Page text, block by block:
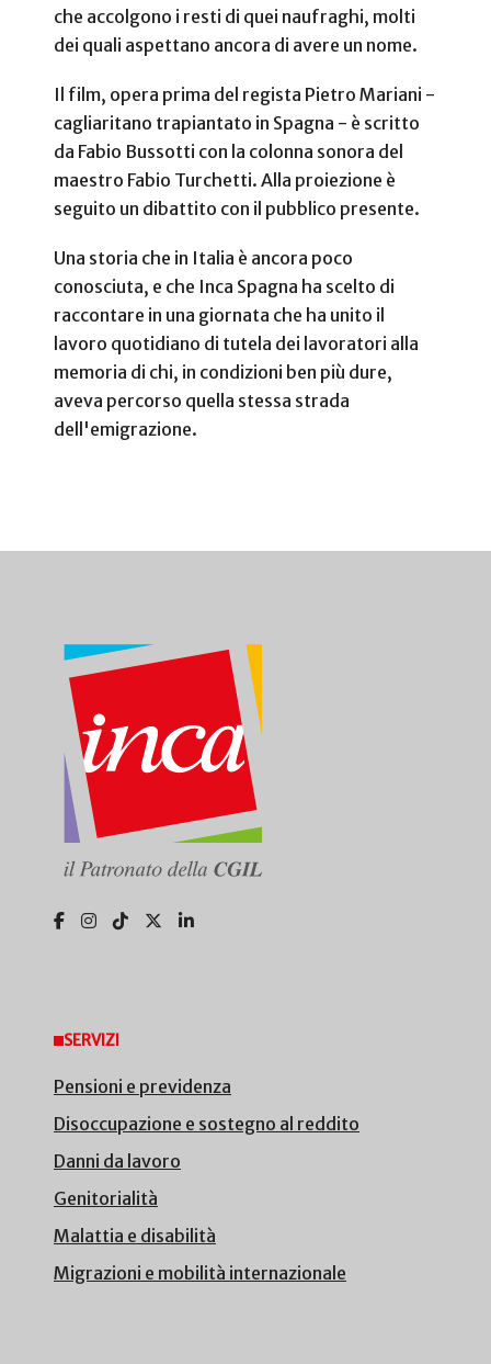
che accolgono i resti di quei naufraghi, molti
dei quali aspettano ancora di avere un nome.
Il film, opera prima del regista Pietro Mariani -
cagliaritano trapiantato in Spagna - è scritto
da Fabio Bussotti con la colonna sonora del
maestro Fabio Turchetti. Alla proiezione è
seguito un dibattito con il pubblico presente.
Una storia che in Italia è ancora poco
conosciuta, e che Inca Spagna ha scelto di
raccontare in una giornata che ha unito il
lavoro quotidiano di tutela dei lavoratori alla
memoria di chi, in condizioni ben più dure,
aveva percorso quella stessa strada
dell'emigrazione.
SERVIZI
Pensioni e previdenza
Disoccupazione e sostegno al reddito
Danni da lavoro
Genitorialità
Malattia e disabilità
Migrazioni e mobilità internazionale